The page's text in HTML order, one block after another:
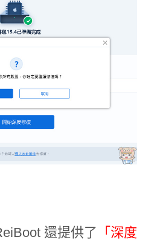
還提供了 「深度